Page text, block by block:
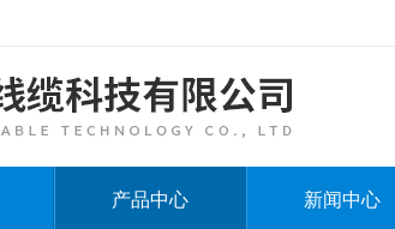
产品中心 新闻中心